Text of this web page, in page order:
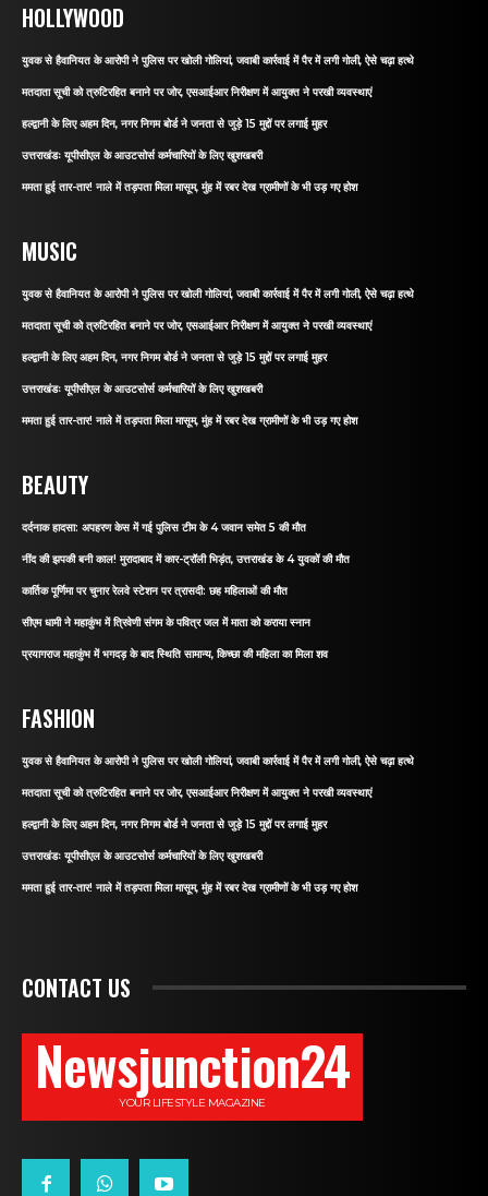
HOLLYWOOD
युवक से हैवानियत के आरोपी ने पुलिस पर खोली गोलियां, जवाबी कार्रवाई में पैर में लगी गोली, ऐसे चढ़ा हत्थे
मतदाता सूची को त्रुटिरहित बनाने पर जोर, एसआईआर निरीक्षण में आयुक्त ने परखी व्यवस्थाएं
हल्द्वानी के लिए अहम दिन, नगर निगम बोर्ड ने जनता से जुड़े 15 मुद्दों पर लगाई मुहर
उत्तराखंडः यूपीसीएल के आउटसोर्स कर्मचारियों के लिए खुशखबरी
ममता हुई तार-तार! नाले में तड़पता मिला मासूम, मुंह में रबर देख ग्रामीणों के भी उड़ गए होश
MUSIC
युवक से हैवानियत के आरोपी ने पुलिस पर खोली गोलियां, जवाबी कार्रवाई में पैर में लगी गोली, ऐसे चढ़ा हत्थे
मतदाता सूची को त्रुटिरहित बनाने पर जोर, एसआईआर निरीक्षण में आयुक्त ने परखी व्यवस्थाएं
हल्द्वानी के लिए अहम दिन, नगर निगम बोर्ड ने जनता से जुड़े 15 मुद्दों पर लगाई मुहर
उत्तराखंडः यूपीसीएल के आउटसोर्स कर्मचारियों के लिए खुशखबरी
ममता हुई तार-तार! नाले में तड़पता मिला मासूम, मुंह में रबर देख ग्रामीणों के भी उड़ गए होश
BEAUTY
दर्दनाक हादसा: अपहरण केस में गई पुलिस टीम के 4 जवान समेत 5 की मौत
नींद की झपकी बनी काल! मुरादाबाद में कार-ट्रॉली भिड़ंत, उत्तराखंड के 4 युवकों की मौत
कार्तिक पूर्णिमा पर चुनार रेलवे स्टेशन पर त्रासदी: छह महिलाओं की मौत
सीएम धामी ने महाकुंभ में त्रिवेणी संगम के पवित्र जल में माता को कराया स्नान
प्रयागराज महाकुंभ में भगदड़ के बाद स्थिति सामान्य, किच्छा की महिला का मिला शव
FASHION
युवक से हैवानियत के आरोपी ने पुलिस पर खोली गोलियां, जवाबी कार्रवाई में पैर में लगी गोली, ऐसे चढ़ा हत्थे
मतदाता सूची को त्रुटिरहित बनाने पर जोर, एसआईआर निरीक्षण में आयुक्त ने परखी व्यवस्थाएं
हल्द्वानी के लिए अहम दिन, नगर निगम बोर्ड ने जनता से जुड़े 15 मुद्दों पर लगाई मुहर
उत्तराखंडः यूपीसीएल के आउटसोर्स कर्मचारियों के लिए खुशखबरी
ममता हुई तार-तार! नाले में तड़पता मिला मासूम, मुंह में रबर देख ग्रामीणों के भी उड़ गए होश
CONTACT US
Newsjunction24
YOUR LIFESTYLE MAGAZINE